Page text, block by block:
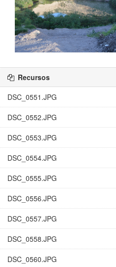
Recursos
DSC_0551.JPG
DSC_0552.JPG
DSC_0553.JPG
DSC_0554.JPG
DSC_0555.JPG
DSC_0556.JPG
DSC_0557.JPG
DSC_0558.JPG
DSC_0560.JPG